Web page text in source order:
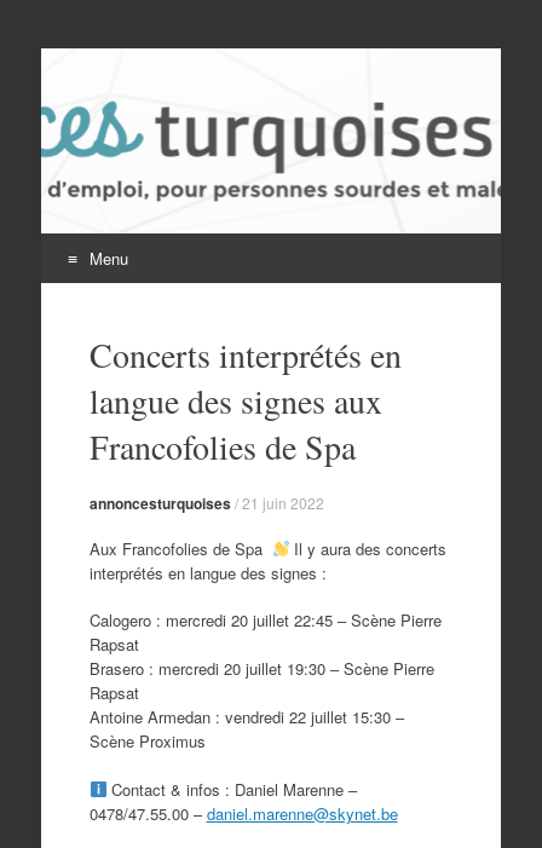
Les Annonces
Turquoises
Services, loisirs, activités et offres d'emploi pour
personnes sourdes et malentendantes
Menu
contentConcerts interprétés en
langue des signes aux
Francofolies de Spa
annoncesturquoises/21 juin 2022
Aux Francofolies de Spa
Il y aura des concerts
interprétés en langue des signes :
Calogero : mercredi 20 juillet 22:45 – Scène Pierre
Rapsat
Brasero : mercredi 20 juillet 19:30 – Scène Pierre
Rapsat
Antoine Armedan : vendredi 22 juillet 15:30 –
Scène Proximus
Contact & infos : Daniel Marenne –
0478/47.55.00 –daniel.marenne@skynet.be